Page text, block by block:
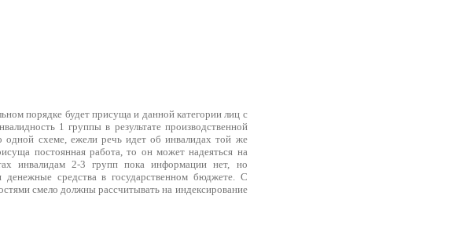
порядке будет присуща и данной категории лиц с
1 группы в результате производственной
одной схеме, ежели речь идет об инвалидах той же
постоянная работа, то он может надеяться на
инвалидам 2-3 групп пока информации нет, но
денежные средства в государственном бюджете. С
смело должны рассчитывать на индексирование